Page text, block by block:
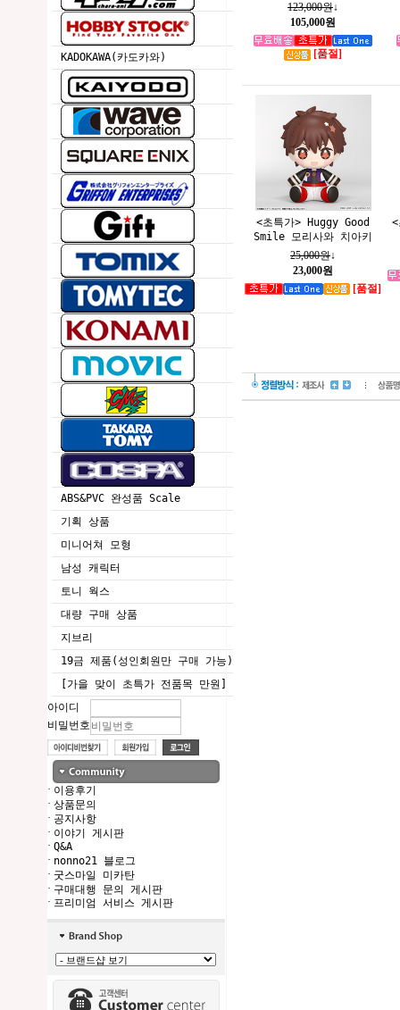
KADOKAWA(카도카와)
ABS&PVC 완성품 Scale
기획 상품
미니어쳐 모형
남성 캐릭터
토니 웍스
대량 구매 상품
지브리
19금 제품(성인회원만 구매 가능)
[가을 맞이 초특가 전품목 만원]
아이디
비밀번호
· 이용후기
· 상품문의
· 공지사항
· 이야기 게시판
· Q&A
· nonno21 블로그
· 굿스마일 미카탄
· 구매대행 문의 게시판
· 프리미엄 서비스 게시판
123,000원↓
105,000원
[품절]
<초특가> Huggy Good
Smile 모리사와 치아키
25,000원↓
23,000원
[품절]
<